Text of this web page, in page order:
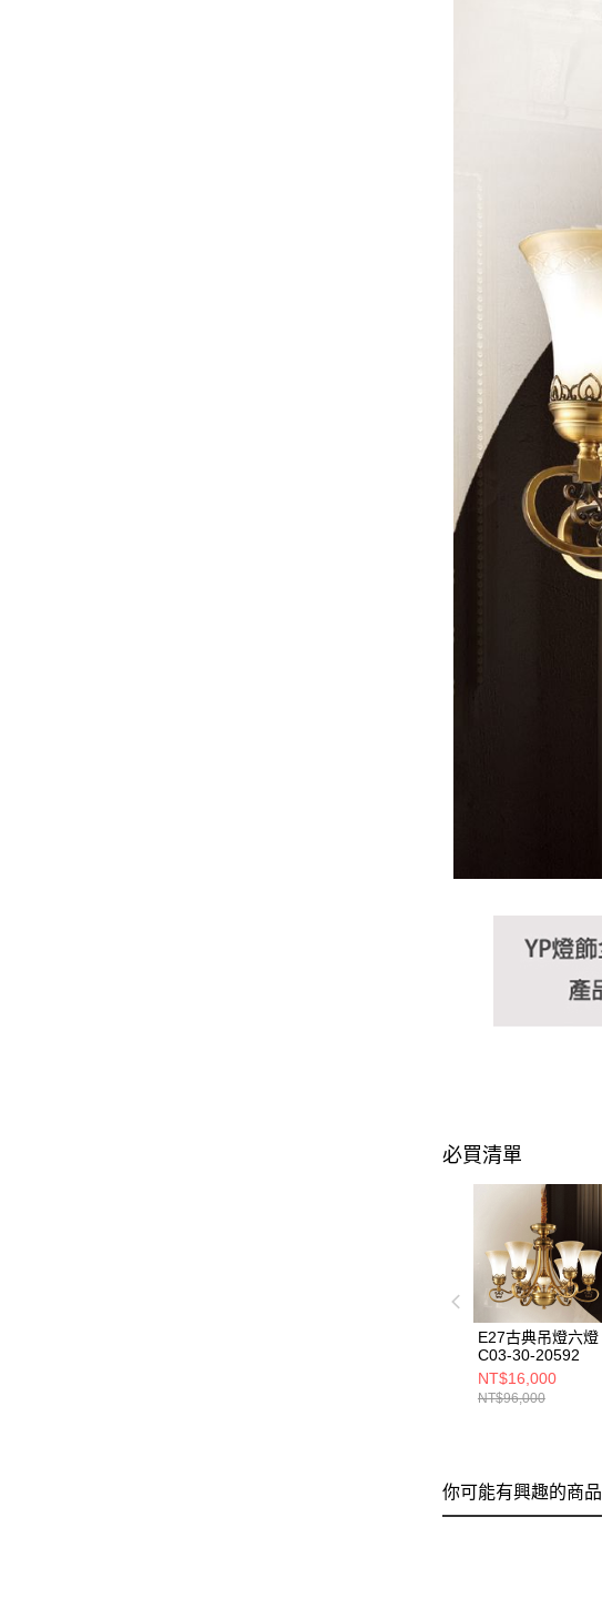
必買清單
E27古典吊燈六燈
C03-30-20592
NT$16,000
NT$96,000
你可能有興趣的商品